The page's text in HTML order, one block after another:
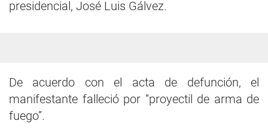
presidencial, José Luis Gálvez.
De acuerdo con el acta de defunción, el
manifestante falleció por “proyectil de arma de
fuego”.